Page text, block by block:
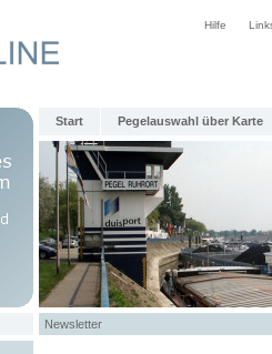
Hilfe
Start Pegelauswahl über Karte
Newsletter